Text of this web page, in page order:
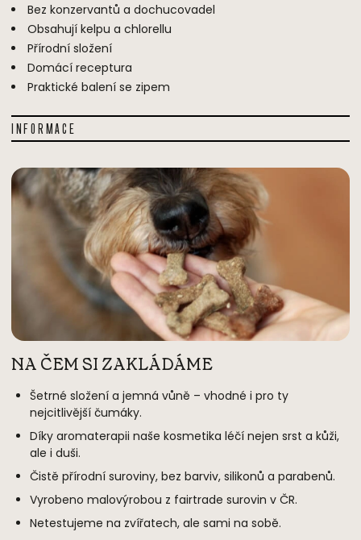
Bez konzervantů a dochucovadel
Obsahují kelpu a chlorellu
Přírodní složení
Domácí receptura
Praktické balení se zipem
INFORMACE
NA ČEM SI ZAKLÁDÁME
Šetrné složení a jemná vůně – vhodné i pro ty
nejcitlivější čumáky.
Díky aromaterapii naše kosmetika léčí nejen srst a kůži,
ale i duši.
Čistě přírodní suroviny, bez barviv, silikonů a parabenů.
Vyrobeno malovýrobou z fairtrade surovin v ČR.
Netestujeme na zvířatech, ale sami na sobě.